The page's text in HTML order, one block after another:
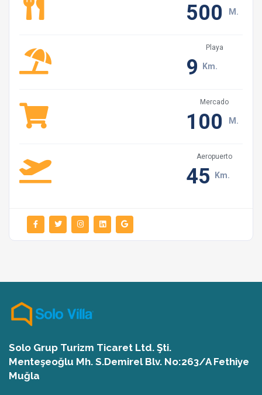
500 M.
Playa
9 Km.
Mercado
100 M.
Aeropuerto
45 Km.
Solo Grup Turizm Ticaret Ltd. Şti.
Menteşeoğlu Mh. S.Demirel Blv. No:263/A Fethiye
Muğla